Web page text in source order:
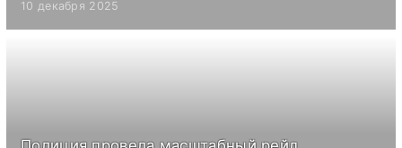
10 декабря 2025